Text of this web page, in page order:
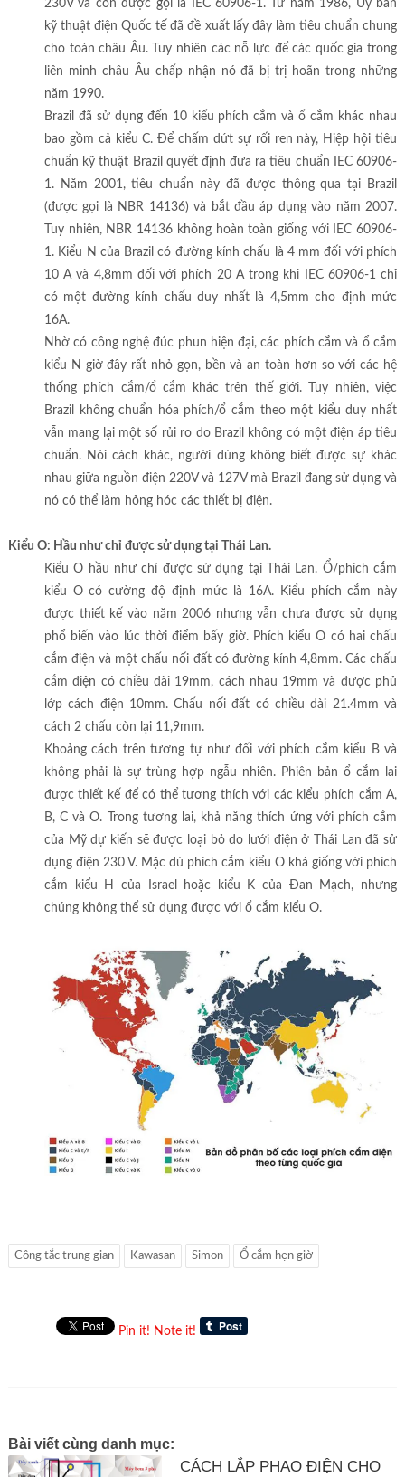
230V và còn được gọi là IEC 60906-1. Từ năm 1986, Ủy ban
kỹ thuật điện Quốc tế đã đề xuất lấy đây làm tiêu chuẩn chung
cho toàn châu Âu. Tuy nhiên các nỗ lực để các quốc gia trong
liên minh châu Âu chấp nhận nó đã bị trị hoãn trong những
năm 1990.
Brazil đã sử dụng đến 10 kiểu phích cắm và ổ cắm khác nhau
bao gồm cả kiểu C. Để chấm dứt sự rối ren này, Hiệp hội tiêu
chuẩn kỹ thuật Brazil quyết định đưa ra tiêu chuẩn IEC 60906-
1. Năm 2001, tiêu chuẩn này đã được thông qua tại Brazil
(được gọi là NBR 14136) và bắt đầu áp dụng vào năm 2007.
Tuy nhiên, NBR 14136 không hoàn toàn giống với IEC 60906-
1. Kiểu N của Brazil có đường kính chấu là 4 mm đối với phích
10 A và 4,8mm đối với phích 20 A trong khi IEC 60906-1 chỉ
có một đường kính chấu duy nhất là 4,5mm cho định mức
16A.
Nhờ có công nghệ đúc phun hiện đại, các phích cắm và ổ cắm
kiểu N giờ đây rất nhỏ gọn, bền và an toàn hơn so với các hệ
thống phích cắm/ổ cắm khác trên thế giới. Tuy nhiên, việc
Brazil không chuẩn hóa phích/ổ cắm theo một kiểu duy nhất
vẫn mang lại một số rủi ro do Brazil không có một điện áp tiêu
chuẩn. Nói cách khác, người dùng không biết được sự khác
nhau giữa nguồn điện 220V và 127V mà Brazil đang sử dụng và
nó có thể làm hỏng hóc các thiết bị điện.
Kiểu O: Hầu như chỉ được sử dụng tại Thái Lan.
Kiểu O hầu như chỉ được sử dụng tại Thái Lan. Ổ/phích cắm
kiểu O có cường độ định mức là 16A. Kiểu phích cắm này
được thiết kế vào năm 2006 nhưng vẫn chưa được sử dụng
phổ biến vào lúc thời điểm bấy giờ. Phích kiểu O có hai chấu
cắm điện và một chấu nối đất có đường kính 4,8mm. Các chấu
cắm điện có chiều dài 19mm, cách nhau 19mm và được phủ
lớp cách điện 10mm. Chấu nối đất có chiều dài 21.4mm và
cách 2 chấu còn lại 11,9mm.
Khoảng cách trên tương tự như đối với phích cắm kiểu B và
không phải là sự trùng hợp ngẫu nhiên. Phiên bản ổ cắm lai
được thiết kế để có thể tương thích với các kiểu phích cắm A,
B, C và O. Trong tương lai, khả năng thích ứng với phích cắm
của Mỹ dự kiến sẽ được loại bỏ do lưới điện ở Thái Lan đã sử
dụng điện 230 V. Mặc dù phích cắm kiểu O khá giống với phích
cắm kiểu H của Israel hoặc kiểu K của Đan Mạch, nhưng
chúng không thể sử dụng được với ổ cắm kiểu O.
Công tắc trung gian Kawasan Simon Ổ cắm hẹn giờ
Pin it! Note it!
Bài viết cùng danh mục:
CÁCH LẮP PHAO ĐIỆN CHO